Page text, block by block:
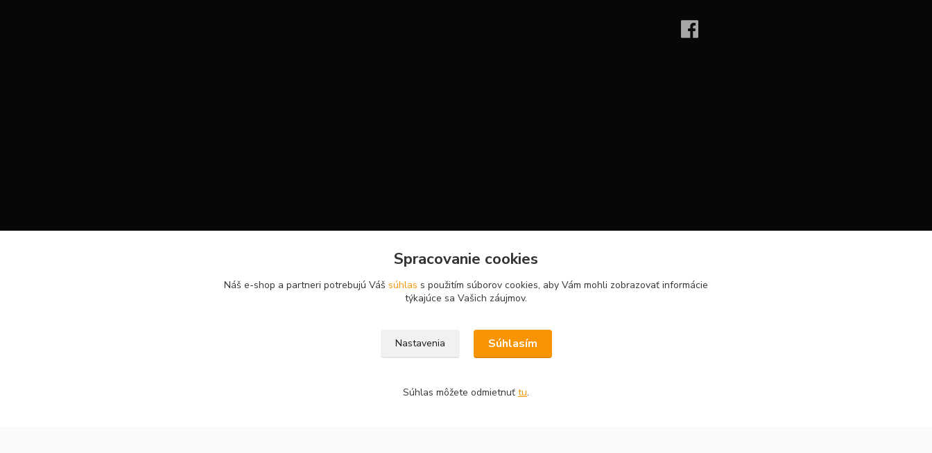
Spracovanie cookies
Náš e-shop a partneri potrebujú Váš súhlas s použitím súborov cookies, aby Vám mohli zobrazovať informácie
týkajúce sa Vašich záujmov.
Nastavenia Súhlasím
Súhlas môžete odmietnuť tu.